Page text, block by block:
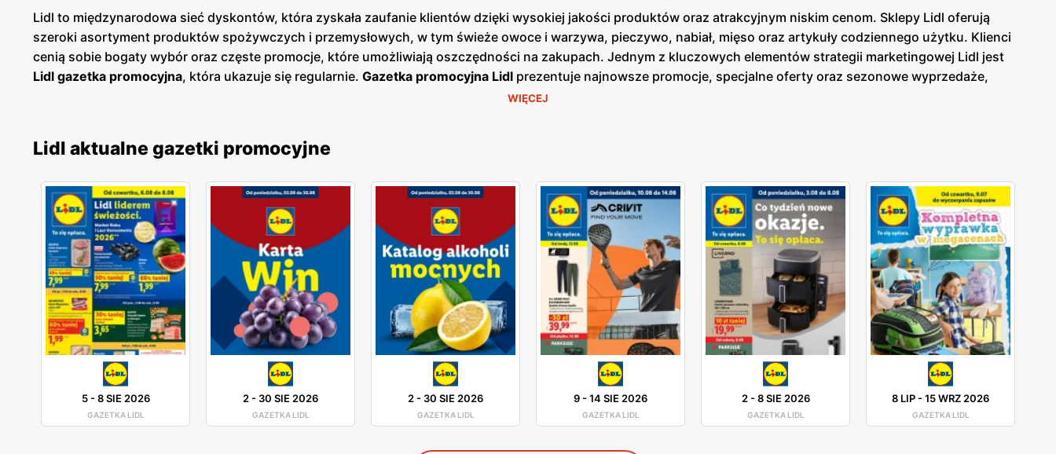
Lidl to międzynarodowa sieć dyskontów, która zyskała zaufanie klientów dzięki wysokiej jakości produktów oraz atrakcyjnym niskim cenom. Sklepy Lidl oferują
szeroki asortyment produktów spożywczych i przemysłowych, w tym świeże owoce i warzywa, pieczywo, nabiał, mięso oraz artykuły codziennego użytku. Klienci
cenią sobie bogaty wybór oraz częste promocje, które umożliwiają oszczędności na zakupach. Jednym z kluczowych elementów strategii marketingowej Lidl jest
Lidl gazetka promocyjna, która ukazuje się regularnie. Gazetka promocyjna Lidl prezentuje najnowsze promocje, specjalne oferty oraz sezonowe wyprzedaże,
dzięki czemu klienci mogą planować swoje zakupy i korzystać z wyjątkowych okazji cenowych.
klientów. Firma kładzie duży nacisk na jakość obsługi oraz świeżość oferowanych produktów, oferując bogaty wybór produktów od lokalnych dostawców. Dzięki
zarówno popularne marki, jak i produkty własne, które są dostępne w atrakcyjnych niskich cenach. Sieć stawia na innowacyjność i ciągłe udoskonalanie swojej
oferty, aby sprostać oczekiwaniom klientów poszukujących świeżych i wysokiej jakości produktów spożywczych oraz przemysłowych.
WIĘCEJ
Lidl aktualne gazetki promocyjne
5-8 SIE 2026
GAZETKA LIDL
2- 30 SIE 2026
GAZETKA LIDL
2- 30 SIE 2026
GAZETKA LIDL
9-14 SIE 2026
GAZETKA LIDL
2-8 SIE 2026
GAZETKA LIDL
8 LIP-15 WRZ 2026
GAZETKA LIDL